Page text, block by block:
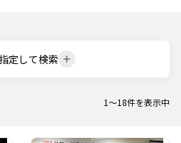
定して検索
1～18件を表示中